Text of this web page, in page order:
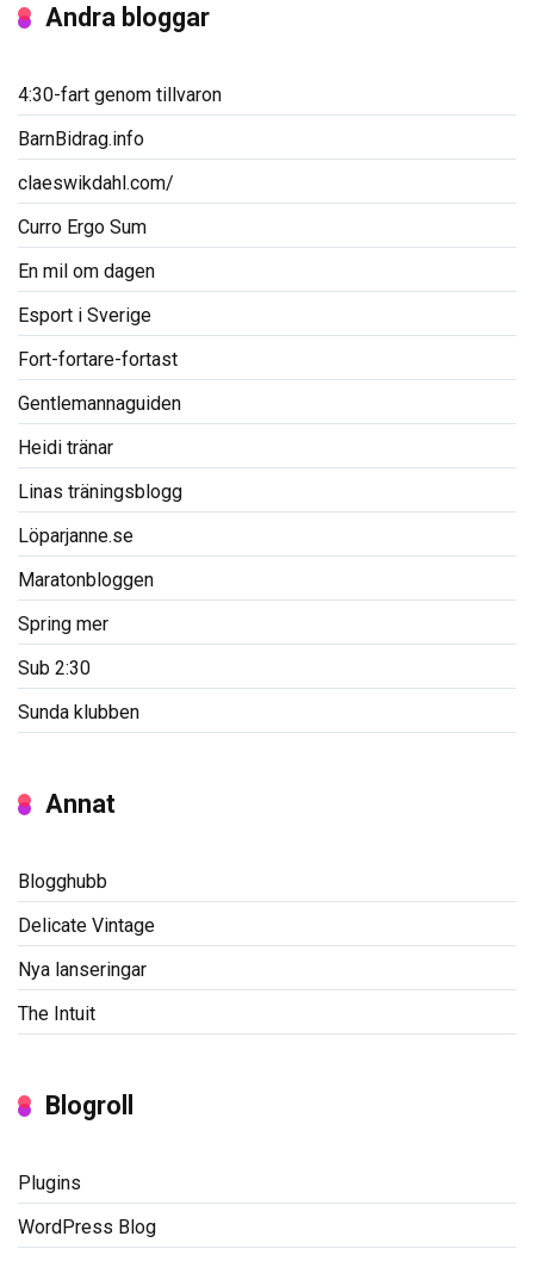
Andra bloggar
4:30-fart genom tillvaron
BarnBidrag.info
claeswikdahl.com/
Curro Ergo Sum
En mil om dagen
Esport i Sverige
Fort-fortare-fortast
Gentlemannaguiden
Heidi tränar
Linas träningsblogg
Löparjanne.se
Maratonbloggen
Spring mer
Sub 2:30
Sunda klubben
Annat
Blogghubb
Delicate Vintage
Nya lanseringar
The Intuit
Blogroll
Plugins
WordPress Blog